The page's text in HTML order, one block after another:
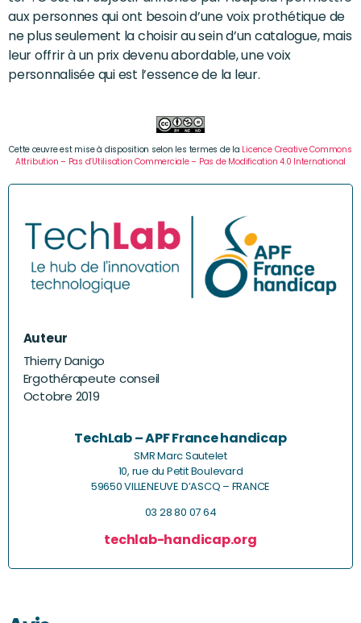
aux personnes qui ont besoin d’une voix prothétique de
ne plus seulement la choisir au sein d’un catalogue, mais
leur offrir à un prix devenu abordable, une voix
personnalisée qui est l’essence de la leur.
Cette œuvre est mise à disposition selon les termes de la Licence Creative Commons
Attribution – Pas d’Utilisation Commerciale – Pas de Modification 4.0 International
Auteur
Thierry Danigo
Ergothérapeute conseil
Octobre 2019
TechLab – APF France handicap
SMR Marc Sautelet
10, rue du Petit Boulevard
59650 VILLENEUVE D’ASCQ – FRANCE
03 28 80 07 64
techlab-handicap.org